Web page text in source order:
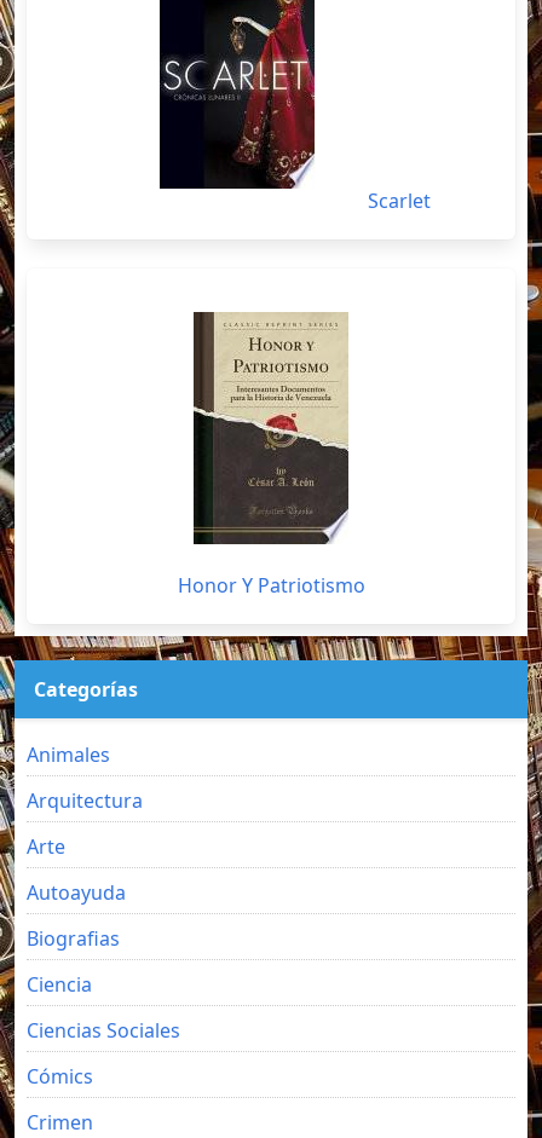
Scarlet
Honor Y Patriotismo
Categorías
Animales
Arquitectura
Arte
Autoayuda
Biografias
Ciencia
Ciencias Sociales
Cómics
Crimen